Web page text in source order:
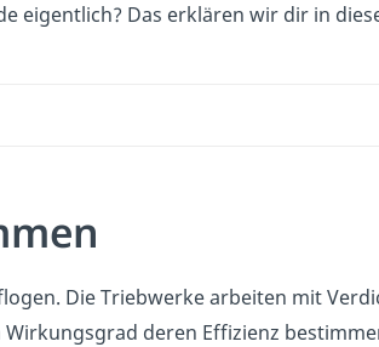
eigentlich? Das erklären wir dir in
Die Triebwerke arbeiten mit
deren Effizienz